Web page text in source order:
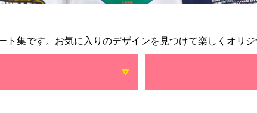
ト集です。お気に入りのデザインを見つけて楽しくオリ